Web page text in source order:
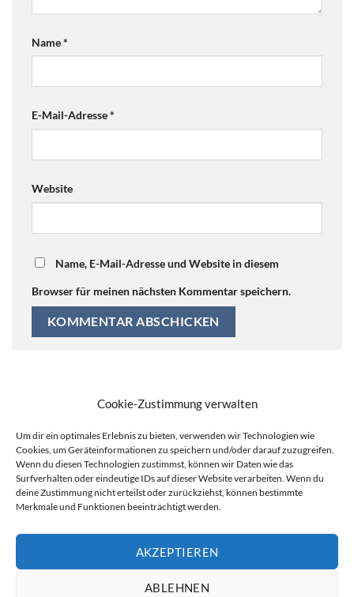
Cookie-Zustimmung verwalten
Um dir ein optimales Erlebnis zu bieten, verwenden wir Technologien wie
Cookies, um Geräteinformationen zu speichern und/oder darauf zuzugreifen.
Wenn du diesen Technologien zustimmst, können wir Daten wie das
Surfverhalten oder eindeutige IDs auf dieser Website verarbeiten. Wenn du
deine Zustimmung nicht erteilst oder zurückziehst, können bestimmte
Merkmale und Funktionen beeinträchtigt werden.
AKZEPTIEREN
ABLEHNEN
Name*
E-Mail-Adresse*
Website
Name, E-Mail-Adresse und Website in diesem
Browser für meinen nächsten Kommentar speichern.
Findest du gut was hier passiert?
KAFFEE AUSGEBEN